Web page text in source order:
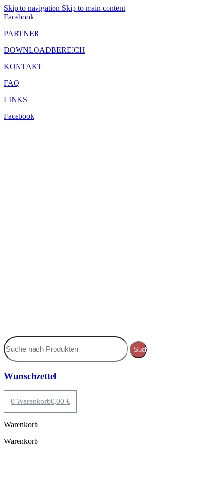
Skip to navigation Skip to main content
Facebook
PARTNER
DOWNLOADBEREICH
KONTAKT
FAQ
LINKS
Facebook
Suche
Wunschzettel
0,00 €
0 Warenkorb
Warenkorb
Warenkorb